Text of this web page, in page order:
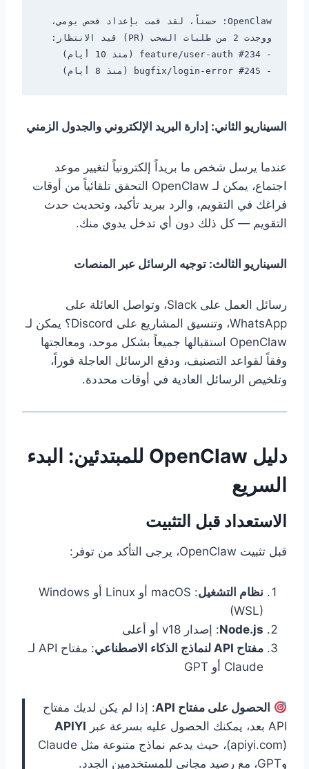
- #245 bugfix/login-error (منذ 8 أيام)
السيناريو الثاني: إدارة البريد الإلكتروني والجدول الزمني
عندما يرسل شخص ما بريداً إلكترونياً لتغيير موعد
اجتماع، يمكن لـ OpenClaw التحقق تلقائياً من أوقات
فراغك في التقويم، والرد ببريد تأكيد، وتحديث حدث
التقويم — كل ذلك دون أي تدخل يدوي منك.
السيناريو الثالث: توجيه الرسائل عبر المنصات
رسائل العمل على Slack، وتواصل العائلة على
WhatsApp، وتنسيق المشاريع على Discord؟ يمكن لـ
OpenClaw استقبالها جميعاً بشكل موحد، ومعالجتها
وفقاً لقواعد التصنيف، ودفع الرسائل العاجلة فوراً،
وتلخيص الرسائل العادية في أوقات محددة.
دليل OpenClaw للمبتدئين: البدء
السريع
الاستعداد قبل التثبيت
قبل تثبيت OpenClaw، يرجى التأكد من توفر:
نظام التشغيل
: macOS أو Linux أو Windows
(WSL)
Node.js: إصدار v18 أو أعلى
مفتاح API لنماذج الذكاء الاصطناعي
: مفتاح API لـ
Claude أو GPT
الحصول على مفتاح API
: إذا لم يكن لديك مفتاح
API بعد، يمكنك الحصول عليه بسرعة عبر
APIYI
(apiyi.com)، حيث يدعم نماذج متنوعة مثل Claude
وGPT، مع رصيد مجاني للمستخدمين الجدد.